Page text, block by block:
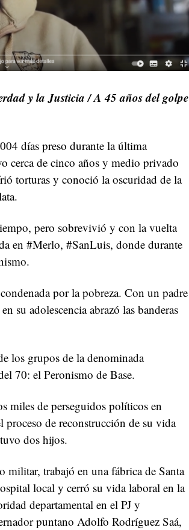
y la Justicia / A 45 años del golpe
días preso durante la última
cerca de cinco años y medio privado
torturas y conoció la oscuridad de la
pero sobrevivió y con la vuelta
en #Merlo, #SanLuis, donde durante
por la pobreza. Con un padre
su adolescencia abrazó las banderas
los grupos de la denominada
70: el Peronismo de Base.
miles de perseguidos políticos en
de reconstrucción de su vida
dos hijos.
militar, trabajó en una fábrica de Santa
local y cerró su vida laboral en la
departamental en el PJ y
puntano Adolfo Rodríguez Saá,